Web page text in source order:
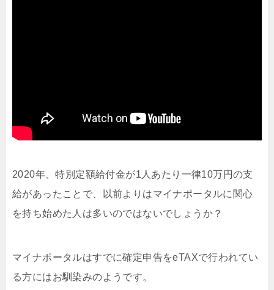
2020年、特別定額給付金が1人あたり一律10万円の支
給があったことで、以前よりはマイナポータルに関心
を持ち始めた人は多いのではないでしょうか？
マイナポータルはすでに確定申告をeTAXで行われてい
る方にはお馴染みのようです。